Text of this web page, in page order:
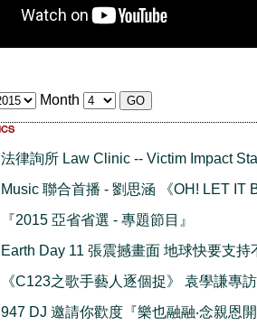
Month
法律詢所 Law Clinic -- Victim Impact
Music 聯合首播 - 劉思涵 《OH! LET IT
『2015 亞省省選 - 專題節目』
Earth Day 11 張震撼畫面 地球快要支持
《C123之歌手藝人逐個捉》 袁學謙專訪
947 DJ 邀請你歡度『樂也融融‧念親恩開